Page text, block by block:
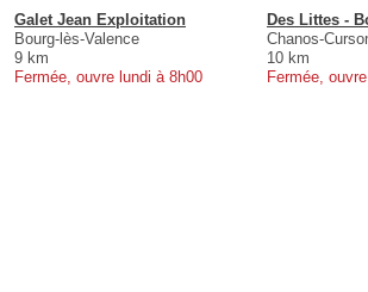
Galet Jean Exploitation
Bourg-lès-Valence
9 km
Fermée, ouvre lundi à 8h00
Des Littes -
Chanos-
10 km
Fermée,